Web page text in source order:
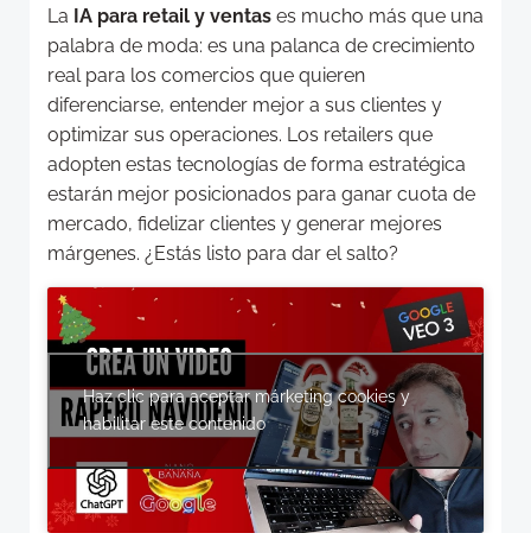
La IA para retail y ventas es mucho más que una
palabra de moda: es una palanca de crecimiento
real para los comercios que quieren
diferenciarse, entender mejor a sus clientes y
optimizar sus operaciones. Los retailers que
adopten estas tecnologías de forma estratégica
estarán mejor posicionados para ganar cuota de
mercado, fidelizar clientes y generar mejores
márgenes. ¿Estás listo para dar el salto?
Haz clic para aceptar márketing cookies y
habilitar este contenido